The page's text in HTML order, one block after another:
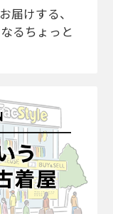
届けする、
るちょっと